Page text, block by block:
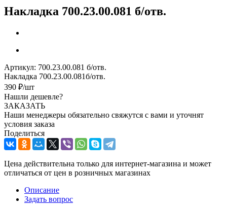
Накладка 700.23.00.081 б/отв.
Артикул: 700.23.00.081 б/отв.
Накладка 700.23.00.081б/отв.
390 ₽/шт
Нашли дешевле?
ЗАКАЗАТЬ
Наши менеджеры обязательно свяжутся с вами и уточнят
условия заказа
Поделиться
Цена действительна только для интернет-магазина и может
отличаться от цен в розничных магазинах
Описание
Задать вопрос